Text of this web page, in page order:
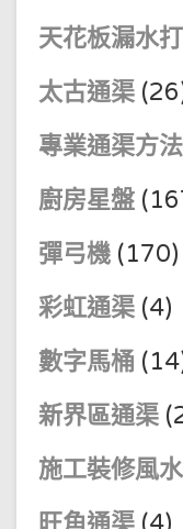
天花板漏水
太古通渠
專業通渠方法
廚房星盤
彈弓機 (170)
彩虹通渠 (4)
數字馬桶
新界區通渠
施工裝修風水